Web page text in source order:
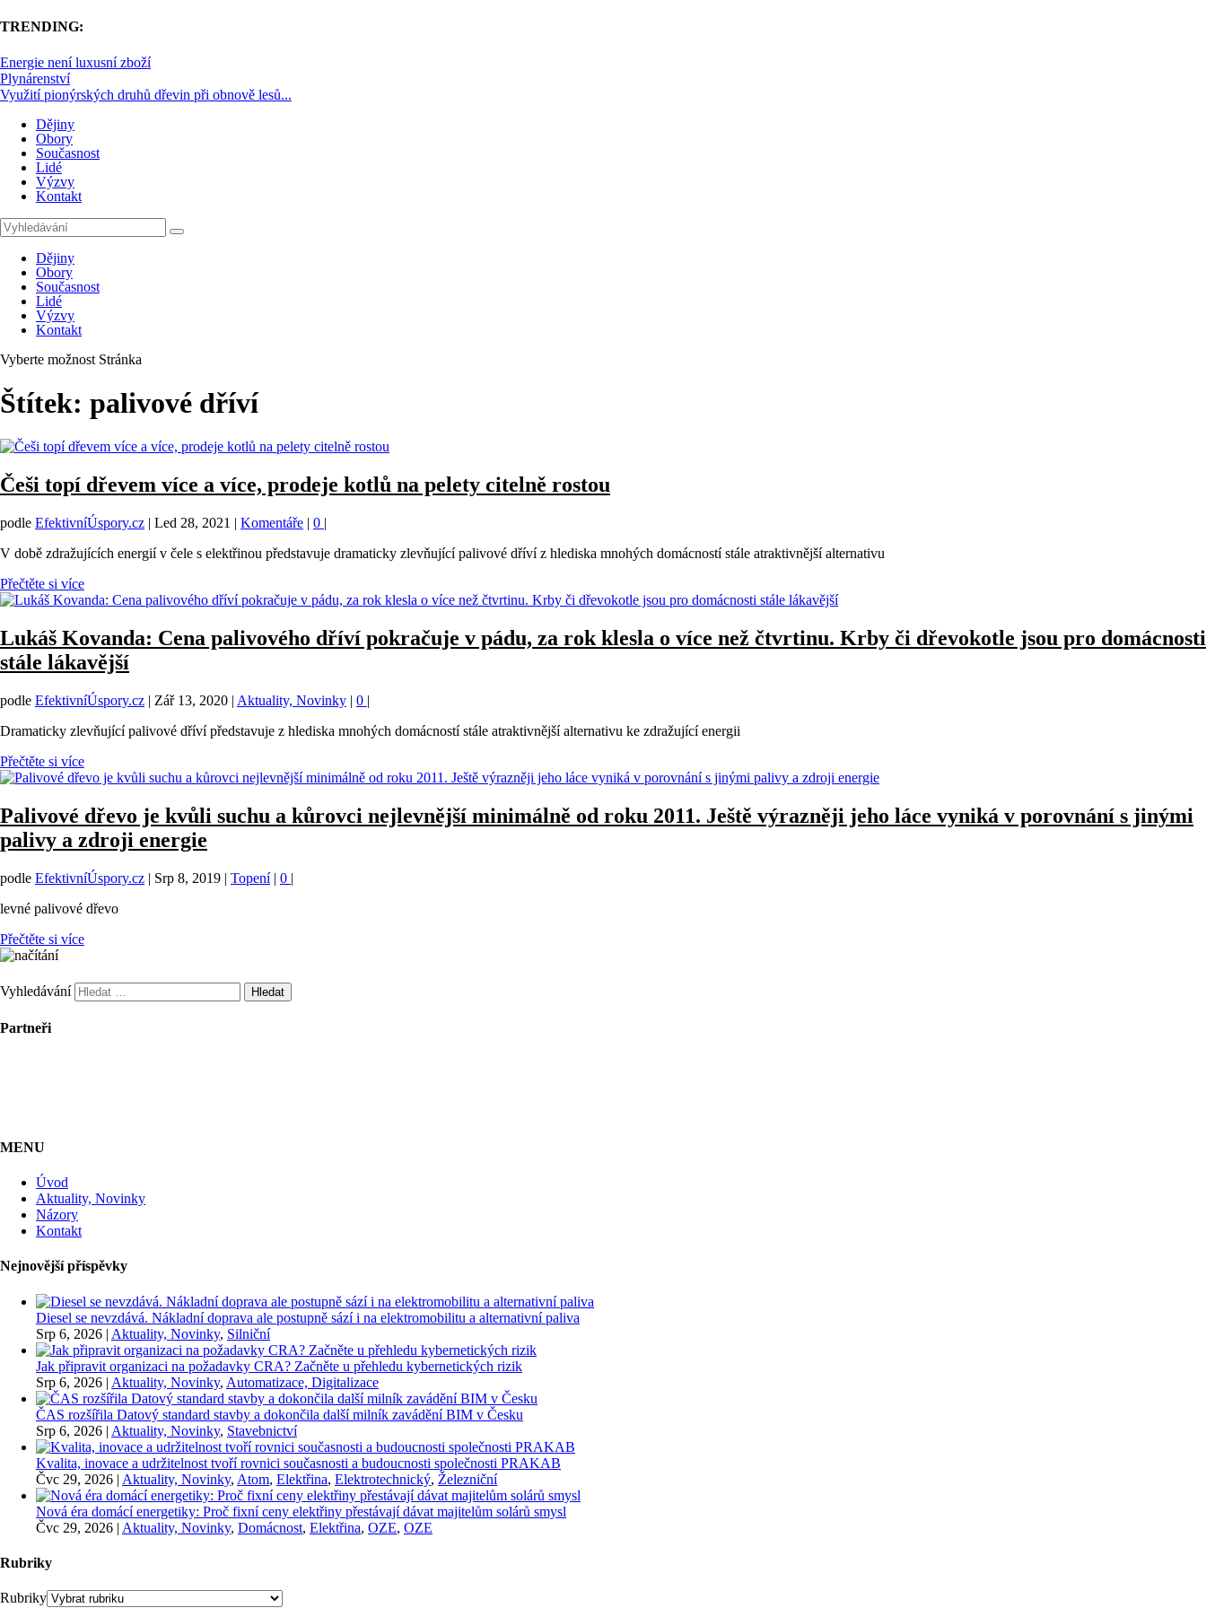
TRENDING:
Energie není luxusní zboží
Plynárenství
Využití pionýrských druhů dřevin při obnově lesů...
Dějiny
Obory
Současnost
Lidé
Výzvy
Kontakt
Dějiny
Obory
Současnost
Lidé
Výzvy
Kontakt
Vyberte možnost Stránka
Štítek: palivové dříví
Češi topí dřevem více a více, prodeje kotlů na pelety citelně rostou
podle EfektivníÚspory.cz | Led 28, 2021 | Komentáře | 0 |
V době zdražujících energií v čele s elektřinou představuje dramaticky zlevňující palivové dříví z hlediska mnohých domácností stále atraktivnější alternativu
Přečtěte si více
Lukáš Kovanda: Cena palivového dříví pokračuje v pádu, za rok klesla o více než čtvrtinu. Krby či dřevokotle jsou pro domácnosti
stále lákavější
podle EfektivníÚspory.cz | Zář 13, 2020 | Aktuality, Novinky | 0 |
Dramaticky zlevňující palivové dříví představuje z hlediska mnohých domácností stále atraktivnější alternativu ke zdražující energii
Přečtěte si více
Palivové dřevo je kvůli suchu a kůrovci nejlevnější minimálně od roku 2011. Ještě výrazněji jeho láce vyniká v porovnání s jinými
palivy a zdroji energie
podle EfektivníÚspory.cz | Srp 8, 2019 | Topení| 0 |
levné palivové dřevo
Přečtěte si více
Vyhledávání
Partneři
MENU
Úvod
Aktuality, Novinky
Názory
Kontakt
Nejnovější příspěvky
Diesel se nevzdává. Nákladní doprava ale postupně sází i na elektromobilitu a alternativní paliva
Srp 6, 2026 | Aktuality, Novinky, Silniční
Jak připravit organizaci na požadavky CRA? Začněte u přehledu kybernetických rizik
Srp 6, 2026 | Aktuality, Novinky, Automatizace, Digitalizace
ČAS rozšířila Datový standard stavby a dokončila další milník zavádění BIM v Česku
Srp 6, 2026 | Aktuality, Novinky, Stavebnictví
Kvalita, inovace a udržitelnost tvoří rovnici současnosti a budoucnosti společnosti PRAKAB
Čvc 29, 2026 | Aktuality, Novinky, Atom, Elektřina, Elektrotechnický, Železniční
Nová éra domácí energetiky: Proč fixní ceny elektřiny přestávají dávat majitelům solárů smysl
Čvc 29, 2026 | Aktuality, Novinky, Domácnost, Elektřina, OZE, OZE
Rubriky
Rubriky